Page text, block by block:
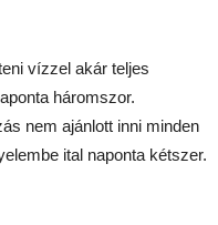
vízzel akár teljes
háromszor.
nem ajánlott inni minden
ital naponta kétszer.